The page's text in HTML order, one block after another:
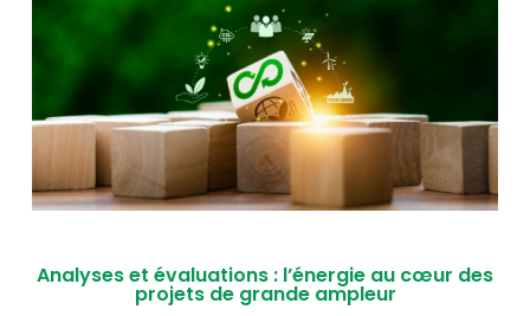
Analyses et évaluations : l’énergie au cœur des
projets de grande ampleur